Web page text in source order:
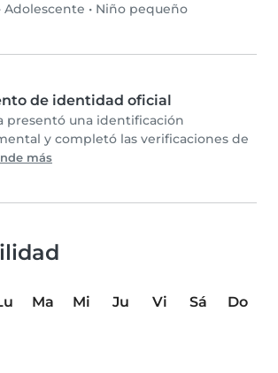
Adolescente • Niño pequeño
de identidad oficial
presentó una identificación
y completó las verificaciones de
más
Ma Mi Ju Vi Sá
Do